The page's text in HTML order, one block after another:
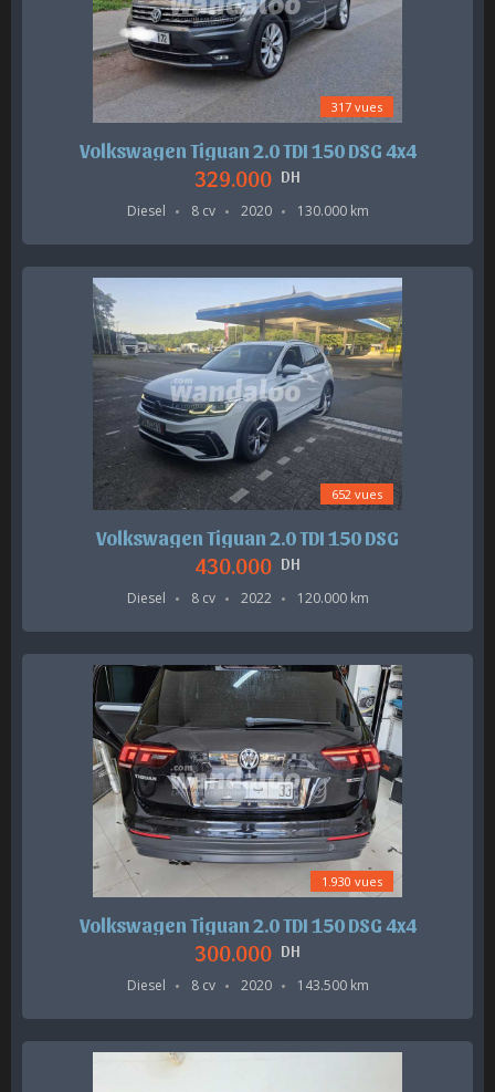
317 vues
Volkswagen Tiguan 2.0 TDI 150 DSG 4x4
329.000 DH
Diesel 8 cv 2020 130.000 km
652 vues
Volkswagen Tiguan 2.0 TDI 150 DSG
430.000 DH
Diesel 8 cv 2022 120.000 km
1.930 vues
Volkswagen Tiguan 2.0 TDI 150 DSG 4x4
300.000 DH
Diesel 8 cv 2020 143.500 km